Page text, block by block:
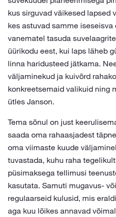
kus sirguvad väikesed lapsed
kes astuvad samme
vanematel tasuda
üürikodu eest, kui laps läheb
linna haridusteed jätkama.
väljaminekud ja kuivõrd
konkreetsemaid valikuid ning
ütles Janson.
Tema sõnul on just
saada oma rahaasjadest
oma viimaste kuude
tuvastada, kuhu raha
püsimaksega tellimusi
kasutata. Samuti mugavus-
regulaarseid kulusid, mis
aga kuu lõikes annavad